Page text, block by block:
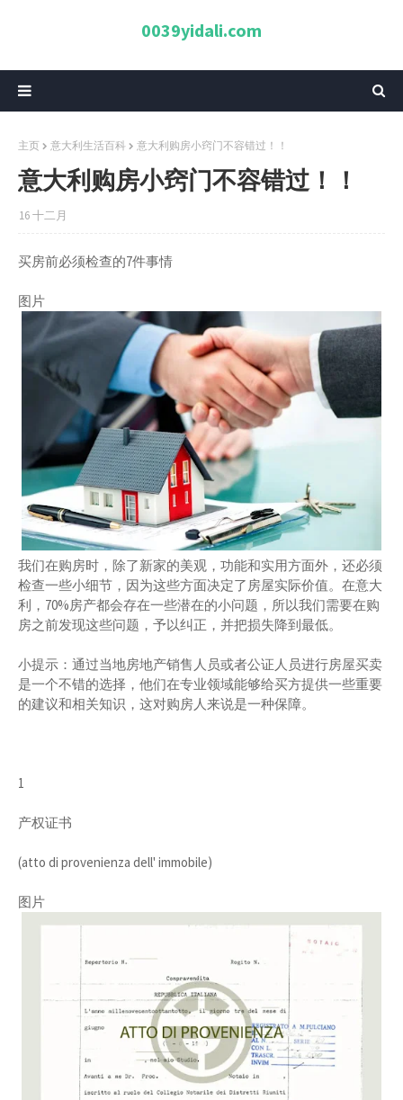
0039yidali.com
主页 意大利生活百科 意大利购房小窍门不容错过！！
意大利购房小窍门不容错过！！
16 十二月
买房前必须检查的7件事情
图片
我们在购房时，除了新家的美观，功能和实用方面外，还必须
检查一些小细节，因为这些方面决定了房屋实际价值。在意大
利，70%房产都会存在一些潜在的小问题，所以我们需要在购
房之前发现这些问题，予以纠正，并把损失降到最低。
小提示：通过当地房地产销售人员或者公证人员进行房屋买卖
是一个不错的选择，他们在专业领域能够给买方提供一些重要
的建议和相关知识，这对购房人来说是一种保障。
1
产权证书
(atto di provenienza dell' immobile)
图片